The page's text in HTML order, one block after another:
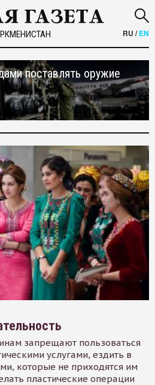
RU /EN
поставлять оружие
запрещают пользоваться
услугами, ездить в
которые не приходятся им
пластические операции